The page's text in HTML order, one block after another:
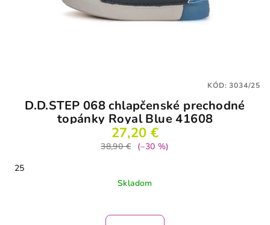
D.D.STEP 068 chlapčenské prechodné
topánky Royal Blue 41608
27,20 €
38,90 €
(–30 %)
25
Skladom
KÓD:3034/25